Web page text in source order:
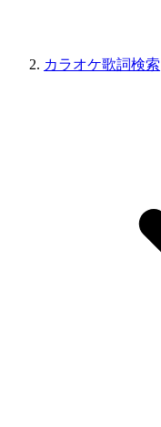
カラオケ歌詞検索